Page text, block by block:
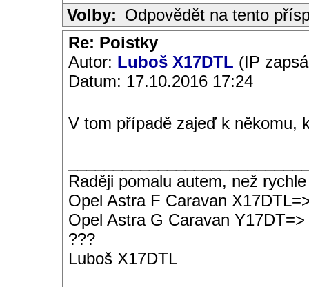
Volby: Odpovědět na tento
Re: Poistky
Autor: Luboš X17DTL (IP
Datum: 17.10.2016 17:24
V tom případě zajeď k někomu,
Raději pomalu autem, než
Opel Astra F Caravan
Opel Astra G Caravan Y17DT=>
???
Luboš X17DTL